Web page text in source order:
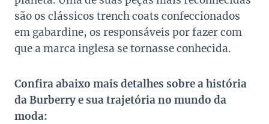
são os clássicos trench coats confeccionados
em gabardine, os responsáveis por fazer com
que a marca inglesa se tornasse conhecida.
Confira abaixo mais detalhes sobre a história
da Burberry e sua trajetória no mundo da
moda: